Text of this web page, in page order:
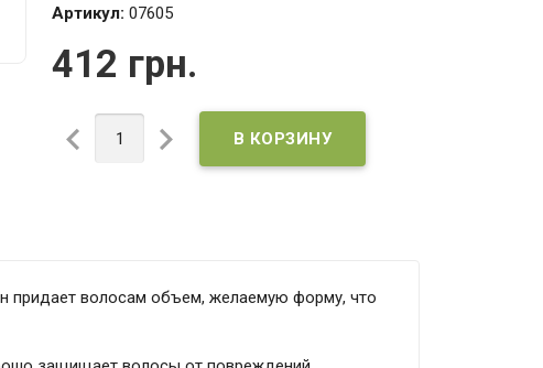
Артикул:07605
412 грн.
придает волосам объем, желаемую форму, что